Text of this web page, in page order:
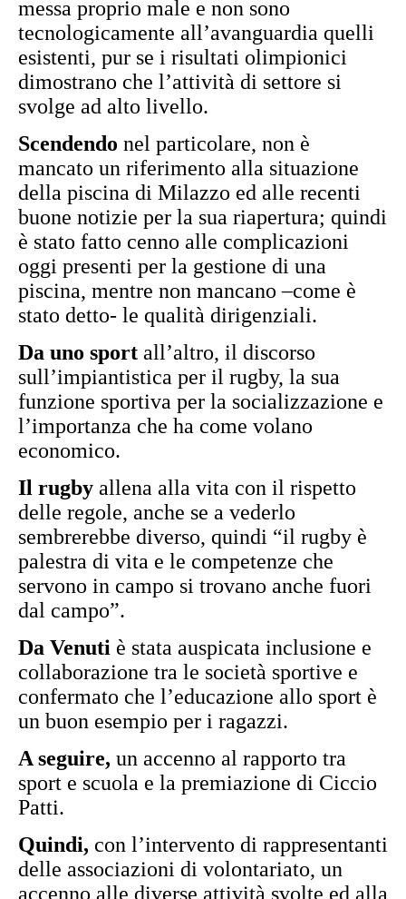
messa proprio male e non sono
tecnologicamente all’avanguardia quelli
esistenti, pur se i risultati olimpionici
dimostrano che l’attività di settore si
svolge ad alto livello.
Scendendo nel particolare, non è
mancato un riferimento alla situazione
della piscina di Milazzo ed alle recenti
buone notizie per la sua riapertura; quindi
è stato fatto cenno alle complicazioni
oggi presenti per la gestione di una
piscina, mentre non mancano –come è
stato detto- le qualità dirigenziali.
Da uno sport all’altro, il discorso
sull’impiantistica per il rugby, la sua
funzione sportiva per la socializzazione e
l’importanza che ha come volano
economico.
Il rugby allena alla vita con il rispetto
delle regole, anche se a vederlo
sembrerebbe diverso, quindi “il rugby è
palestra di vita e le competenze che
servono in campo si trovano anche fuori
dal campo”.
Da Venuti è stata auspicata inclusione e
collaborazione tra le società sportive e
confermato che l’educazione allo sport è
un buon esempio per i ragazzi.
A seguire, un accenno al rapporto tra
sport e scuola e la premiazione di Ciccio
Patti.
Quindi, con l’intervento di rappresentanti
delle associazioni di volontariato, un
accenno alle diverse attività svolte ed alla